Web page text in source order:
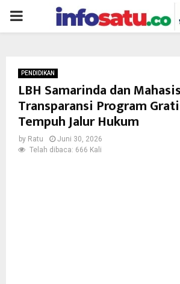
PRIMARY
PENDIDIKAN
LBH Samarinda dan
Transparansi Program
Tempuh Jalur Hukum
by Ratu
Juni 30, 2026
Telah dibaca: 666 Kali